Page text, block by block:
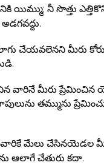
యిమ్ము; నీ సొత్తు
చేయవలెనని మీరు
వారినే మీరు
తమ్మును
మేలు చేసినయెడల
ఆలాగే చేతురు కదా.